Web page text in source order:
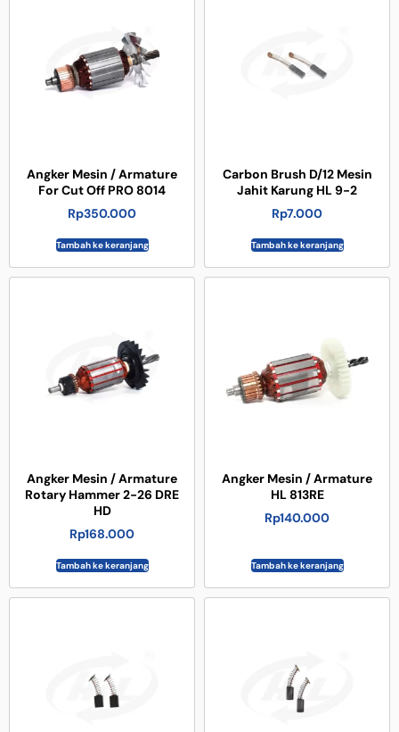
Angker Mesin / Armature
For Cut Off PRO 8014
Rp350.000
Tambah ke keranjang
Carbon Brush D/12 Mesin
Jahit Karung HL 9-2
Rp7.000
Tambah ke keranjang
Angker Mesin / Armature
Rotary Hammer 2-26 DRE
HD
Rp168.000
Tambah ke keranjang
Angker Mesin / Armature
HL 813RE
Rp140.000
Tambah ke keranjang